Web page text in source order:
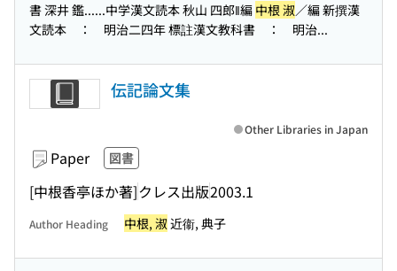
書 深井 鑑......中学漢文読本 秋山 四郎‖編 中根 淑／編 新撰漢
文読本 ： 明治二四年 標註漢文教科書 ： 明治...
伝記論文集
Paper 図書
[中根香亭ほか著]クレス出版2003.1
Other Libraries in Japan
Author Heading 中根, 淑 近衞, 典子